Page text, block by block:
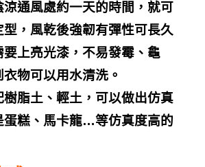
涼通風處約一天的時間，就可
型，風乾後強韌有彈性可長久
要上亮光漆，不易發霉、龜
物可以用水清洗。
樹脂土、輕土，可以做出仿真
蛋糕、馬卡龍…等仿真度高的